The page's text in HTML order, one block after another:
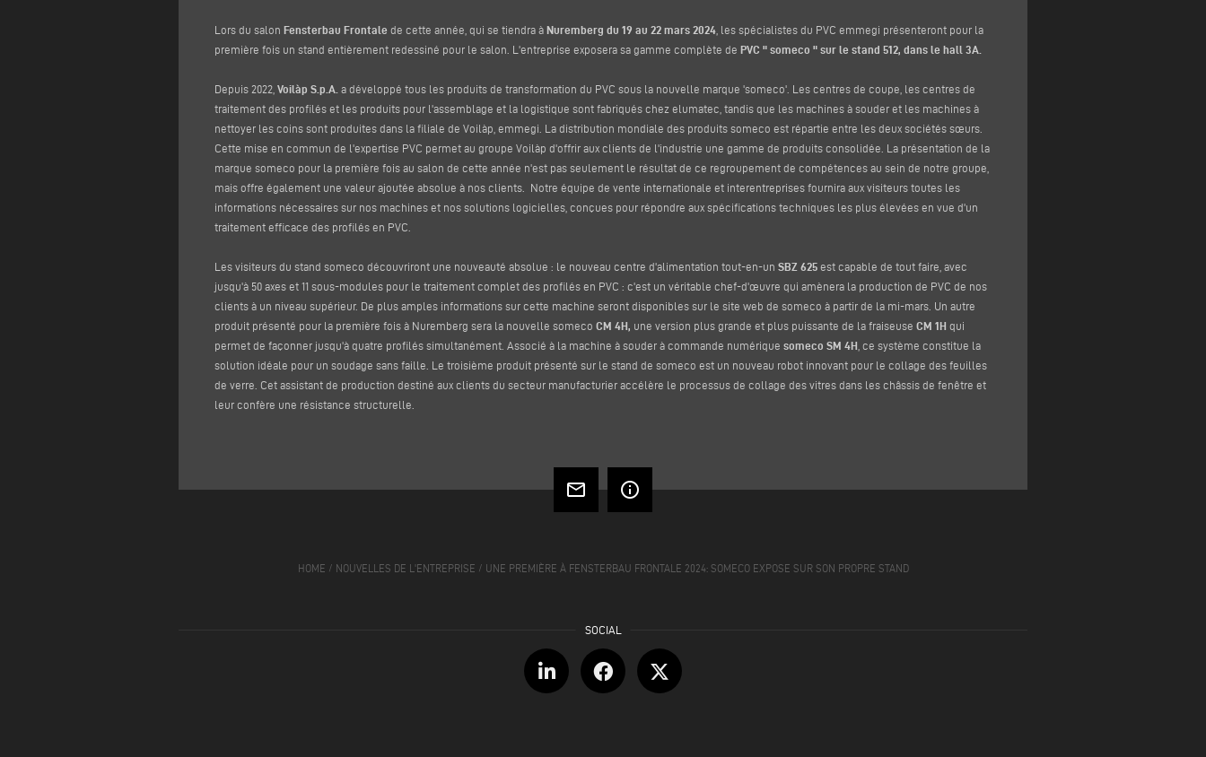
Lors du salon Fensterbau Frontale de cette année, qui se tiendra à Nuremberg du 19 au 22 mars 2024 , les spécialistes du PVC emmegi présenteront pour la
première fois un stand entièrement redessiné pour le salon. L'entreprise exposera sa gamme complète de PVC " someco " sur le stand 512, dans le hall 3A.
Depuis 2022, Voilàp S.p.A. a développé tous les produits de transformation du PVC sous la nouvelle marque 'someco'. Les centres de coupe, les centres de
traitement des profilés et les produits pour l'assemblage et la logistique sont fabriqués chez elumatec, tandis que les machines à souder et les machines à
nettoyer les coins sont produites dans la filiale de Voilàp, emmegi. La distribution mondiale des produits someco est répartie entre les deux sociétés sœurs.
Cette mise en commun de l'expertise PVC permet au groupe Voilàp d'offrir aux clients de l'industrie une gamme de produits consolidée. La présentation de la
marque someco pour la première fois au salon de cette année n'est pas seulement le résultat de ce regroupement de compétences au sein de notre groupe,
mais offre également une valeur ajoutée absolue à nos clients. Notre équipe de vente internationale et interentreprises fournira aux visiteurs toutes les
informations nécessaires sur nos machines et nos solutions logicielles, conçues pour répondre aux spécifications techniques les plus élevées en vue d'un
traitement efficace des profilés en PVC.
Les visiteurs du stand someco découvriront une nouveauté absolue : le nouveau centre d'alimentation tout-en-un SBZ 625 est capable de tout faire, avec
jusqu'à 50 axes et 11 sous-modules pour le traitement complet des profilés en PVC : c'est un véritable chef-d'œuvre qui amènera la production de PVC de nos
clients à un niveau supérieur. De plus amples informations sur cette machine seront disponibles sur le site web de someco à partir de la mi-mars. Un autre
produit présenté pour la première fois à Nuremberg sera la nouvelle someco CM 4H, une version plus grande et plus puissante de la fraiseuse CM 1H qui
permet de façonner jusqu'à quatre profilés simultanément. Associé à la machine à souder à commande numérique someco SM 4H , ce système constitue la
solution idéale pour un soudage sans faille. Le troisième produit présenté sur le stand de someco est un nouveau robot innovant pour le collage des feuilles
de verre. Cet assistant de production destiné aux clients du secteur manufacturier accélère le processus de collage des vitres dans les châssis de fenêtre et
leur confère une résistance structurelle.
mail_outline info_outline
HOME / NOUVELLES DE L'ENTREPRISE / UNE PREMIÈRE À FENSTERBAU FRONTALE 2024: SOMECO EXPOSE SUR SON PROPRE STAND